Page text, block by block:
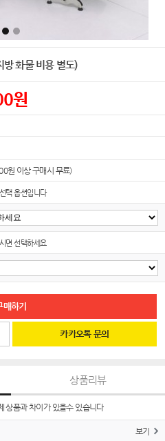
화물 비용 별도)
원
원 이상 구매시 무료)
택 옵션입니다
면 선택하세요
매하기
카카오톡 문의
상품리뷰
상품과 차이가 있을수 있습니다
보기